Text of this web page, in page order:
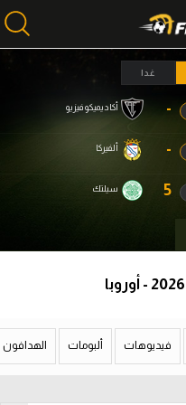
غدا
- أكاديميكو فيزيو
- ألفيركا
5 سيلتك
فيديوهات ألبومات الهدافون